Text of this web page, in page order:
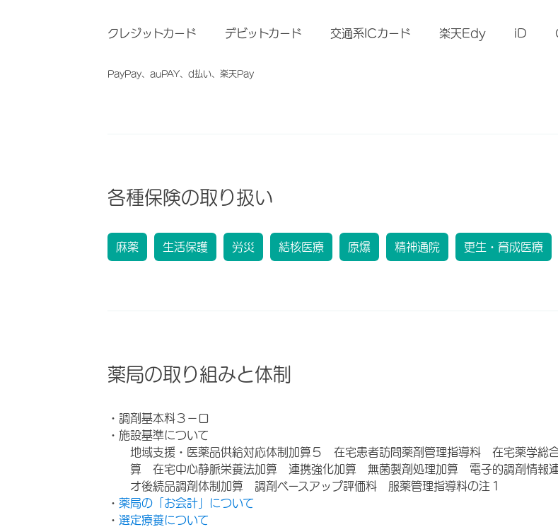
クレジットカード デビットカード 交通系ICカード 楽天Edy iD
PayPay、auPAY、d払い、楽天Pay
各種保険の取り扱い
麻薬 生活保護 労災 結核医療 原爆 精神通院 更生・育成医療
薬局の取り組みと体制
・調剤基本料３－ロ
・施設基準について
地域支援・医薬品供給対応体制加算５ 在宅患者訪問薬剤管理指導料 在宅薬学総
算 在宅中心静脈栄養法加算 連携強化加算 無菌製剤処理加算 電子的調剤情報
オ後続品調剤体制加算 調剤ベースアップ評価料 服薬管理指導料の注１
・ 薬局の「お会計」について
・ 選定療養について